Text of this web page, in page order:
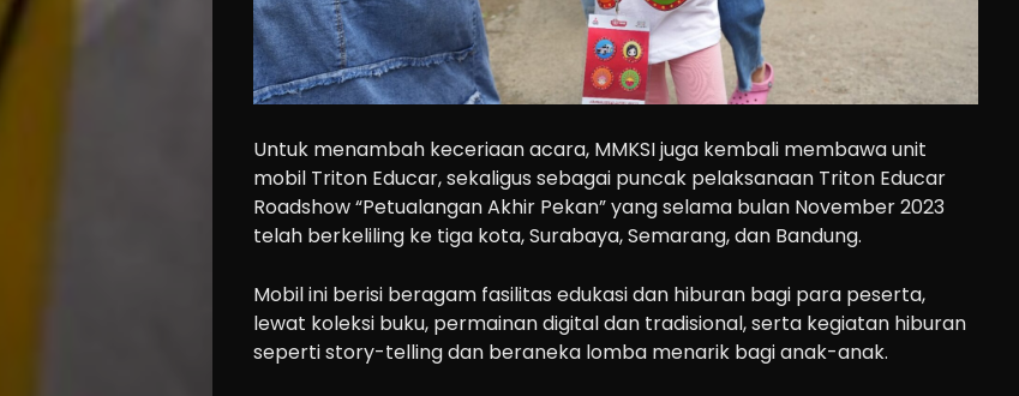
Untuk menambah keceriaan acara, MMKSI juga kembali membawa unit
mobil Triton Educar, sekaligus sebagai puncak pelaksanaan Triton Educar
Roadshow “Petualangan Akhir Pekan” yang selama bulan November 2023
telah berkeliling ke tiga kota, Surabaya, Semarang, dan Bandung.
Mobil ini berisi beragam fasilitas edukasi dan hiburan bagi para peserta,
lewat koleksi buku, permainan digital dan tradisional, serta kegiatan hiburan
seperti story-telling dan beraneka lomba menarik bagi anak-anak.